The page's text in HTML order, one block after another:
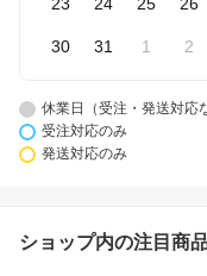
23 24 25 26
30 31 1 2
休業日（受注・発送対応
受注対応のみ
発送対応のみ
ショップ内の注目商